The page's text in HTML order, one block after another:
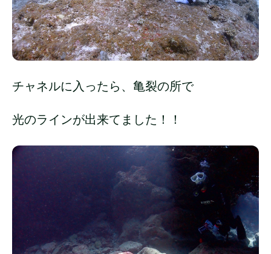
チャネルに入ったら、亀裂の所で
光のラインが出来てました！！